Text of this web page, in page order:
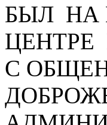
БЫЛ НА
ЦЕНТРЕ
С